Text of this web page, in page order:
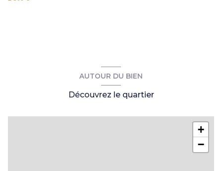
AUTOUR DU BIEN
Découvrez le quartier
+
−